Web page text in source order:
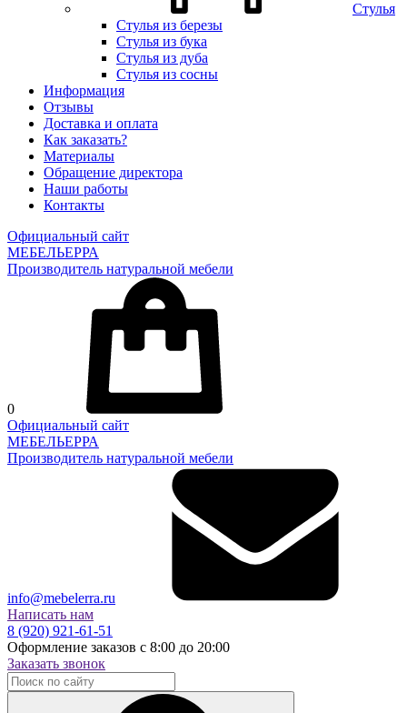
Стулья
Стулья из березы
Стулья из бука
Стулья из дуба
Стулья из сосны
Информация
Отзывы
Доставка и оплата
Как заказать?
Материалы
Обращение директора
Наши работы
Контакты
Официальный сайт
МЕБЕЛЬЕРРА
Производитель натуральной мебели
0
Официальный сайт
МЕБЕЛЬЕРРА
Производитель натуральной мебели
info@mebelerra.ru
Написать нам
8 (920) 921-61-51
Оформление заказов с 8:00 до 20:00
Заказать звонок